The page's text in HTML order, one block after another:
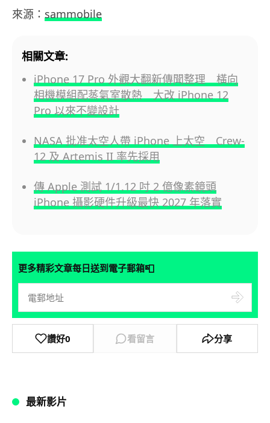
來源： sammobile
相關文章:
iPhone 17 Pro 外觀大翻新傳聞整理 橫向
相機模組配蒸氣室散熱 大改 iPhone 12
Pro 以來不變設計
NASA 批准太空人帶 iPhone 上太空 Crew-
12 及 Artemis II 率先採用
傳 Apple 測試 1/1.12 吋 2 億像素鏡頭
iPhone 攝影硬件升級最快 2027 年落實
更多精彩文章每日送到電子郵箱📮
讚好0 看留言 分享
最新影片